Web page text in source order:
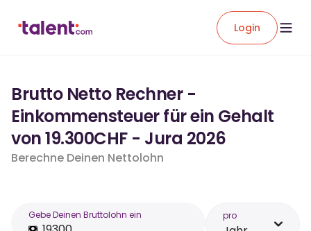
Login
Brutto Netto Rechner -
Einkommensteuer für ein Gehalt
von 19.300CHF - Jura 2026
Berechne Deinen Nettolohn
Gebe Deinen Bruttolohn ein pro